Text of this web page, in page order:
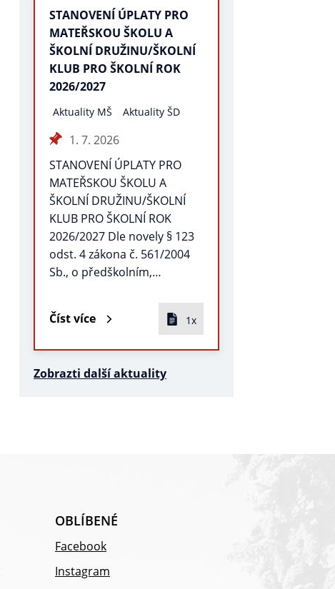
STANOVENÍ ÚPLATY PRO
MATEŘSKOU ŠKOLU A
ŠKOLNÍ DRUŽINU/ŠKOLNÍ
KLUB PRO ŠKOLNÍ ROK
2026/2027
Aktuality MŠ Aktuality ŠD
1. 7. 2026
STANOVENÍ ÚPLATY PRO
MATEŘSKOU ŠKOLU A
ŠKOLNÍ DRUŽINU/ŠKOLNÍ
KLUB PRO ŠKOLNÍ ROK
2026/2027 Dle novely § 123
odst. 4 zákona č. 561/2004
Sb., o předškolním,…
Číst více 1x
Zobrazti další aktuality
OBLÍBENÉ
Facebook
Instagram